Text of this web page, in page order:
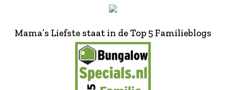
Mama’s Liefste staat in de Top 5 Familieblogs